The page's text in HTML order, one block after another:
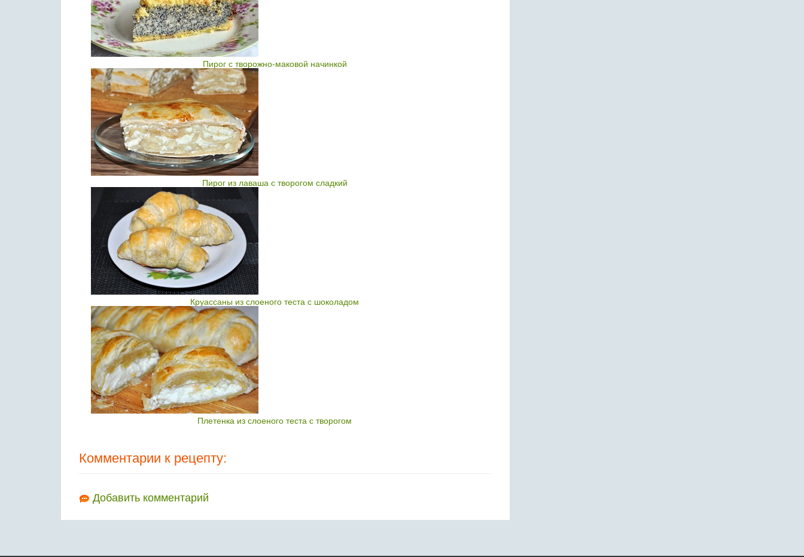
Пирог с творожно-маковой начинкой
Пирог из лаваша с творогом сладкий
Круассаны из слоеного теста с шоколадом
Плетенка из слоеного теста с творогом
Комментарии к рецепту:
Добавить комментарий